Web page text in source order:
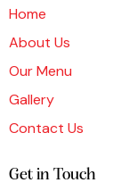
Home
About Us
Our Menu
Gallery
Contact Us
Get in Touch